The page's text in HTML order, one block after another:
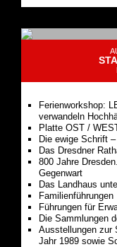
Ferienworkshop:
verwandeln
Platte OST /
Die ewige Schrift
Das Dresdner
800 Jahre
Gegenwart
Das Landhaus
Familienführungen
Führungen für
Die Sammlungen
Ausstellungen zur
Jahr 1989 sowie